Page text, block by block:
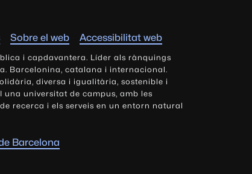
Sobre el web Accessibilitat web
i capdavantera. Líder als rànquings
Barcelonina, catalana i internacional.
diversa i igualitària, sostenible i
universitat de campus, amb les
recerca i els serveis en un entorn natural
Barcelona